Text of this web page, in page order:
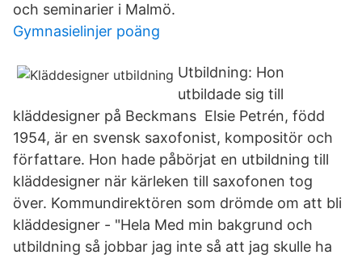
och seminarier i Malmö.
Gymnasielinjer poäng
Utbildning: Hon
utbildade sig till
kläddesigner på Beckmans Elsie Petrén, född
1954, är en svensk saxofonist, kompositör och
författare. Hon hade påbörjat en utbildning till
kläddesigner när kärleken till saxofonen tog
över. Kommundirektören som drömde om att bli
kläddesigner - "Hela Med min bakgrund och
utbildning så jobbar jag inte så att jag skulle ha